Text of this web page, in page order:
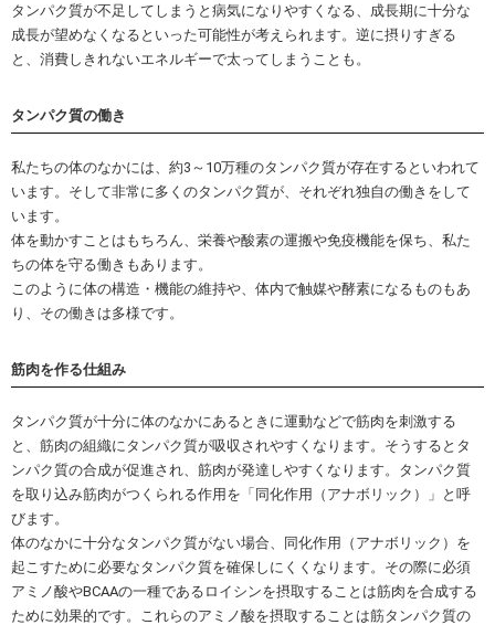
タンパク質が不足してしまうと病気になりやすくなる、成長期に十分な
成長が望めなくなるといった可能性が考えられます。逆に摂りすぎる
と、消費しきれないエネルギーで太ってしまうことも。
タンパク質の働き
私たちの体のなかには、約3～10万種のタンパク質が存在するといわれて
います。そして非常に多くのタンパク質が、それぞれ独自の働きをして
います。
体を動かすことはもちろん、栄養や酸素の運搬や免疫機能を保ち、私た
ちの体を守る働きもあります。
このように体の構造・機能の維持や、体内で触媒や酵素になるものもあ
り、その働きは多様です。
筋肉を作る仕組み
タンパク質が十分に体のなかにあるときに運動などで筋肉を刺激する
と、筋肉の組織にタンパク質が吸収されやすくなります。そうするとタ
ンパク質の合成が促進され、筋肉が発達しやすくなります。タンパク質
を取り込み筋肉がつくられる作用を「同化作用（アナボリック）」と呼
びます。
体のなかに十分なタンパク質がない場合、同化作用（アナボリック）を
起こすために必要なタンパク質を確保しにくくなります。その際に必須
アミノ酸やBCAAの一種であるロイシンを摂取することは筋肉を合成する
ために効果的です。これらのアミノ酸を摂取することは筋タンパク質の